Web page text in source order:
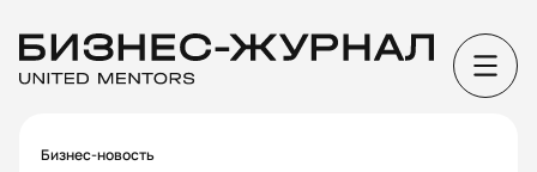
Бизнес-новость